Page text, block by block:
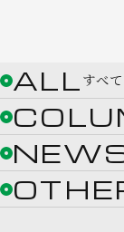
ALL すべて